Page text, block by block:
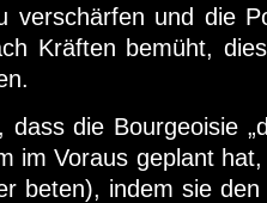
verschärfen und die
Kräften bemüht,
die Bourgeoisie
im Voraus geplant
beten), indem sie